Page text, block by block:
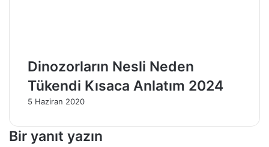
Dinozorların Nesli Neden
Tükendi Kısaca Anlatım 2024
5 Haziran 2020
Bir yanıt yazın